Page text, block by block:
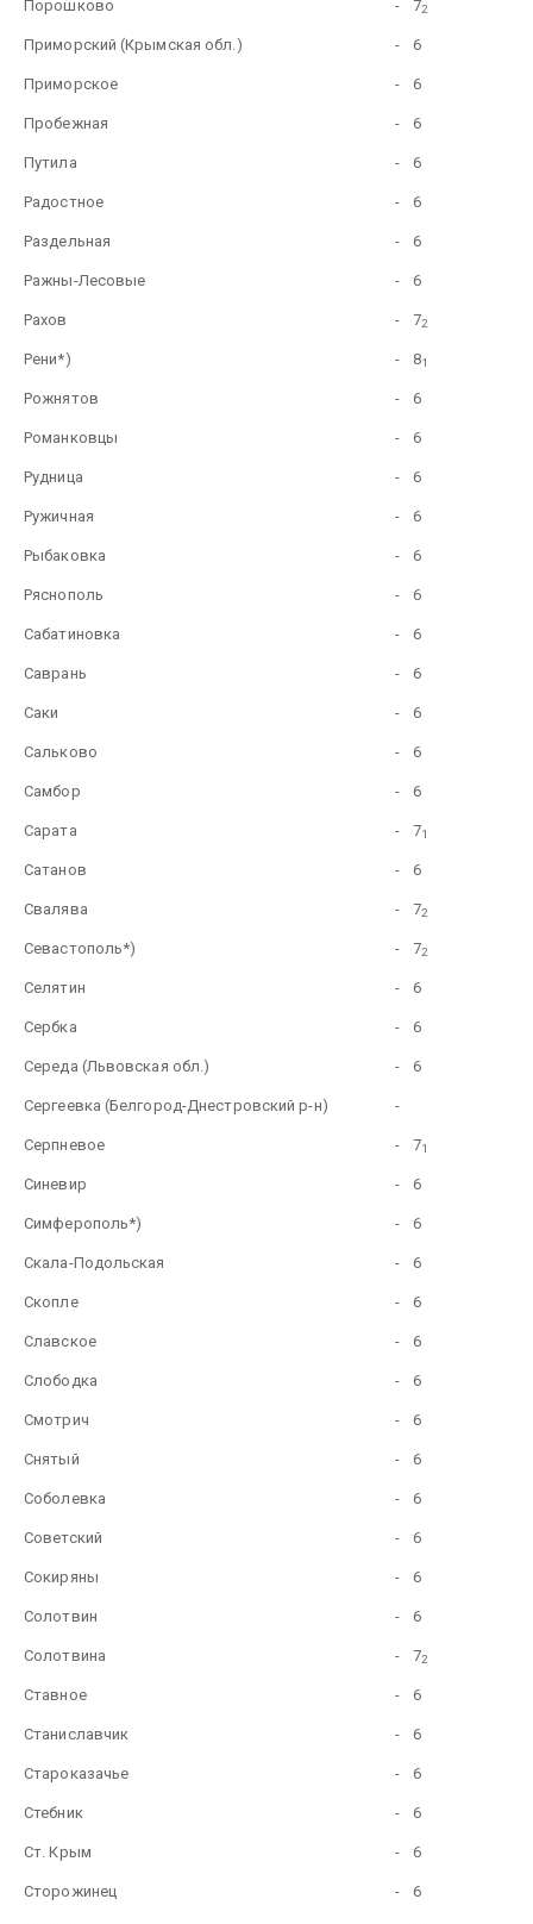
Порошково - 72
Приморский (Крымская обл.) - 6
Приморское - 6
Пробежная - 6
Путила - 6
Радостное - 6
Раздельная - 6
Ражны-Лесовые - 6
Рахов - 72
Рени*) - 81
Рожнятов - 6
Романковцы - 6
Рудница - 6
Ружичная - 6
Рыбаковка - 6
Ряснополь - 6
Сабатиновка - 6
Саврань - 6
Саки - 6
Сальково - 6
Самбор - 6
Сарата - 71
Сатанов - 6
Свалява - 72
Севастополь*) - 72
Селятин - 6
Сербка - 6
Середа (Львовская обл.) - 6
Сергеевка (Белгород-Днестровский р-н) -
Серпневое - 71
Синевир - 6
Симферополь*) - 6
Скала-Подольская - 6
Скопле - 6
Славское - 6
Слободка - 6
Смотрич - 6
Снятый - 6
Соболевка - 6
Советский - 6
Сокиряны - 6
Солотвин - 6
Солотвина - 72
Ставное - 6
Станиславчик - 6
Староказачье - 6
Стебник - 6
Ст. Крым - 6
Сторожинец - 6